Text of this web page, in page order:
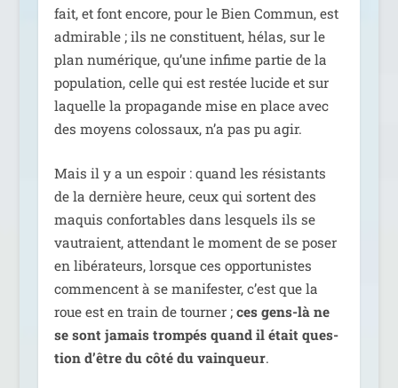
fait, et font encore, pour le Bien Commun, est
admi­rable ; ils ne consti­tuent, hélas, sur le
plan numé­rique, qu’une infime par­tie de la
popu­la­tion, celle qui est res­tée lucide et sur
laquelle la pro­pa­gande mise en place avec
des moyens colos­saux, n’a pas pu agir.
Mais il y a un espoir : quand les résis­tants
de la der­nière heure, ceux qui sortent des
maquis confor­tables dans les­quels ils se
vau­traient, atten­dant le moment de se poser
en libé­ra­teurs, lorsque ces oppor­tu­nistes
com­mencent à se mani­fes­ter, c’est que la
roue est en train de tour­ner ; ces gens-là ne
se sont jamais trom­pés quand il était ques­
tion d’être du côté du vain­queur.